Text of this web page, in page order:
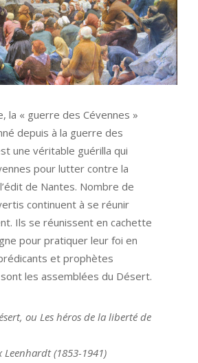
la « guerre des Cévennes »
depuis à la guerre des
une véritable guérilla qui
pour lutter contre la
de Nantes. Nombre de
continuent à se réunir
Ils se réunissent en cachette
pour pratiquer leur foi en
et prophètes
les assemblées du Désert.
ou Les héros de la liberté de
(1853-1941)